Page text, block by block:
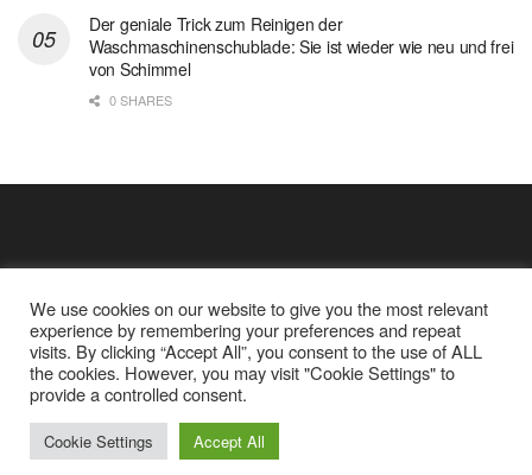
Der geniale Trick zum Reinigen der
Waschmaschinenschublade: Sie ist wieder wie neu und frei
von Schimmel
0 SHARES
Cookie Policy
Datenschutz
Google Analytics und Cookie Dateien
© 2025Einfache Rezept
We use cookies on our website to give you the most relevant
experience by remembering your preferences and repeat
visits. By clicking “Accept All”, you consent to the use of ALL
the cookies. However, you may visit "Cookie Settings" to
provide a controlled consent.
Cookie Settings Accept All